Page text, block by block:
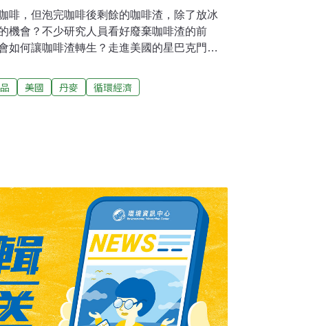
啡，但泡完咖啡後剩餘的咖啡渣，除了放冰
機會？不少研究人員看好廢棄咖啡渣的前
如何讓咖啡渣轉生？走進美國的星巴克門
咖啡渣具有多種用途，可以堆肥、驅除害
然肥料！」讓人一目了然咖啡渣的功用，事
此。咖啡渣製成生物炭 為混凝土增加30%強
構設計工程師羅伊前德（Rajeev
原
美國 丹麥
循環經濟